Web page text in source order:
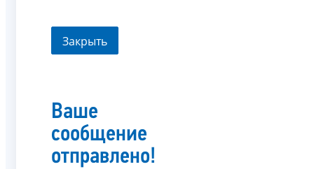
Закрыть
Ваше
сообщение
отправлено!